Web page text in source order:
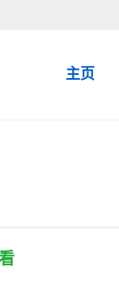
主页